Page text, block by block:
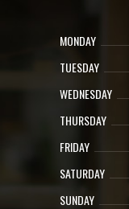
MONDAY
TUESDAY
WEDNESDAY
THURSDAY
FRIDAY
SATURDAY
SUNDAY